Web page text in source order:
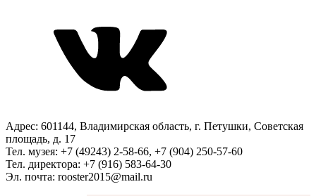
Адрес: 601144, Владимирская область, г. Петушки, Советская
площадь, д. 17
Тел. музея: +7 (49243) 2-58-66, +7 (904) 250-57-60
Тел. директора: +7 (916) 583-64-30
Эл. почта: rooster2015@mail.ru